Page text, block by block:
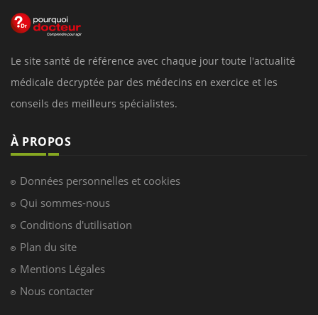
Le site santé de référence avec chaque jour toute l'actualité
médicale decryptée par des médecins en exercice et les
conseils des meilleurs spécialistes.
À PROPOS
Données personnelles et cookies
Qui sommes-nous
Conditions d'utilisation
Plan du site
Mentions Légales
Nous contacter